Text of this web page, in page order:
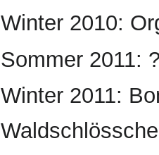
Winter 2010:
Sommer 2011:
Winter 2011: